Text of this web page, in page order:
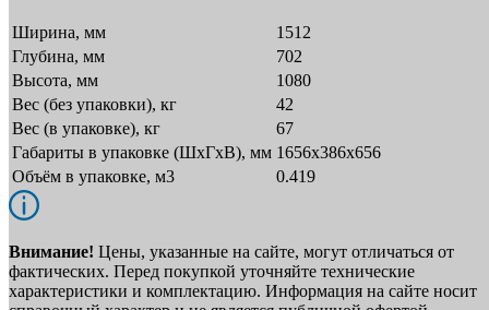
Ширина, мм
1512
Глубина, мм
702
Высота, мм
1080
Вес (без упаковки), кг
42
Вес (в упаковке), кг
67
Габариты в упаковке (ШxГxВ), мм 1656х386х656
Объём в упаковке, м3
0.419
Внимание! Цены, указанные на сайте, могут отличаться от
фактических. Перед покупкой уточняйте технические
характеристики и комплектацию. Информация на сайте носит